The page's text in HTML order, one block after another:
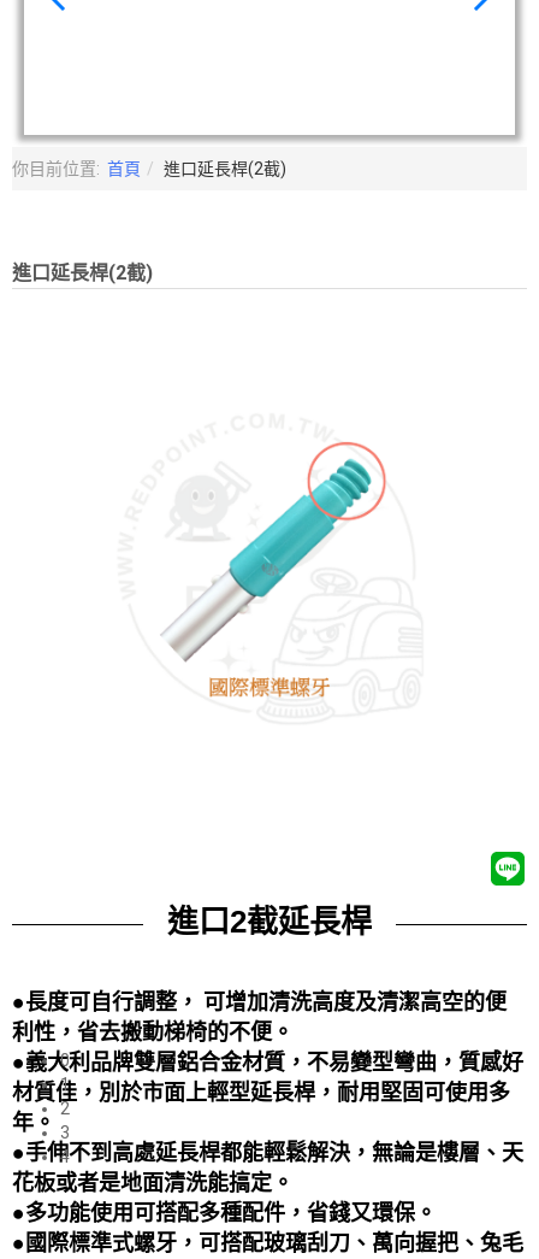
你目前位置: 首頁 進口延長桿(2截)
進口延長桿(2截)
0
1
2
3
4
進口2截延長桿
●長度可自行調整， 可增加清洗高度及清潔高空的便
利性，省去搬動梯椅的不便。
●義大利品牌雙層鋁合金材質，不易變型彎曲，質感好
材質佳，別於市面上輕型延長桿，耐用堅固可使用多
年。
●手伸不到高處延長桿都能輕鬆解決，無論是樓層、天
花板或者是地面清洗能搞定。
●多功能使用可搭配多種配件，省錢又環保。
●國際標準式螺牙，可搭配玻璃刮刀、萬向握把、兔毛